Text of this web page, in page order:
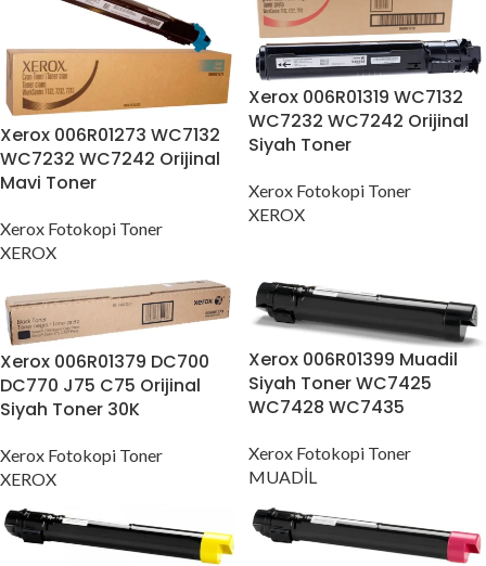
Xerox 006R01273 WC7132
WC7232 WC7242 Orijinal
Mavi Toner
Xerox Fotokopi Toner
XEROX
Xerox 006R01319 WC7132
WC7232 WC7242 Orijinal
Siyah Toner
Xerox Fotokopi Toner
XEROX
Xerox 006R01379 DC700
DC770 J75 C75 Orijinal
Siyah Toner 30K
Xerox Fotokopi Toner
XEROX
Xerox 006R01399 Muadil
Siyah Toner WC7425
WC7428 WC7435
Xerox Fotokopi Toner
MUADİL